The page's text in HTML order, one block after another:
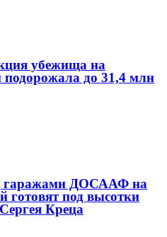
убежища на
подорожала до 31,4 млн
гаражами ДОСААФ на
готовят под высотки
Креца